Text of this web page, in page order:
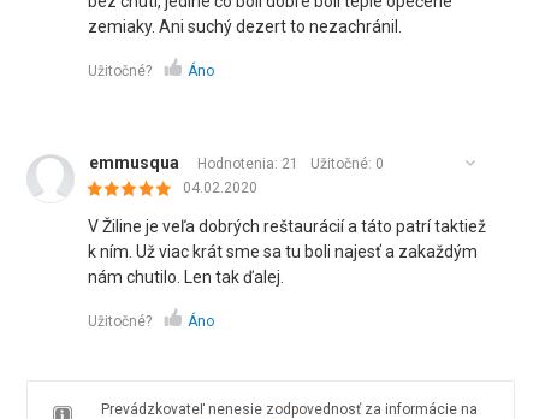
zemiaky. Ani suchý dezert to nezachránil.
Užitočné? Áno
emmusqua Hodnotenia: 21 Užitočné: 0
04.02.2020
V Žiline je veľa dobrých reštaurácií a táto patrí taktiež
k ním. Už viac krát sme sa tu boli najesť a zakaždým
nám chutilo. Len tak ďalej.
Užitočné? Áno
Prevádzkovateľ nenesie zodpovednosť za informácie na